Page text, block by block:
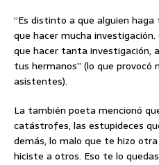
“Es distinto a que alguien
que hacer mucha
que hacer tanta investigación,
tus hermanos” (lo que provocó
asistentes).
La también poeta mencionó
catástrofes, las estupideces
demás, lo malo que te hizo
hiciste a otros. Eso te lo